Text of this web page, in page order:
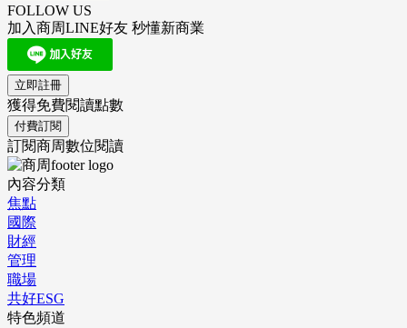
FOLLOW US
加入商周LINE好友 秒懂新商業
立即註冊
獲得免費閱讀點數
付費訂閱
訂閱商周數位閱讀
內容分類
焦點
國際
財經
管理
職場
共好ESG
特色頻道